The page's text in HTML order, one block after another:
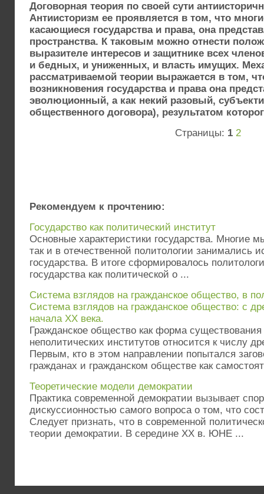
Договорная теория по своей сути
Антиисторизм ее проявляется в том, что
касающиеся государства и права, она
пространства. К таковым можно отнести
выразителе интересов и защитнике всех
и бедных, и униженных, и власть имущих.
рассматриваемой теории выражается в том,
возникновения государства и права она
эволюционный, а как некий разовый,
общественного договора), результатом
Страницы: 1 2
Рекомендуем к прочтению:
Государство как политический институт
Основные характеристики государства. Многие
так и в отечественной политологии занимались
государства. В итоге сформировалось
государства как политической о ...
Система взглядов на гражданское общество, в
Система взглядов на гражданское общество: с
начала ХХ века.
Гражданское общество как форма существования
неполитических институтов относится к числу
Первым, кто в этом направлении попытался
гражданах и гражданском обществе как
Теоретические модели демократии
Практика современной демократии вызывает
дискуссионностью самого вопроса о том, что
Следует признать, что в современной
теории демократии. В середине ХХ в. ЮНЕ ...